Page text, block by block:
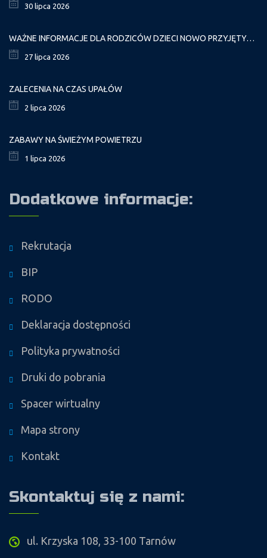
30 lipca 2026
WAŻNE INFORMACJE DLA RODZICÓW DZIECI NOWO PRZYJĘTYCH GR. I
27 lipca 2026
ZALECENIA NA CZAS UPAŁÓW
2 lipca 2026
ZABAWY NA ŚWIEŻYM POWIETRZU
1 lipca 2026
Dodatkowe informacje:
Rekrutacja
BIP
RODO
Deklaracja dostępności
Polityka prywatności
Druki do pobrania
Spacer wirtualny
Mapa strony
Kontakt
Skontaktuj się z nami:
ul. Krzyska 108, 33-100 Tarnów